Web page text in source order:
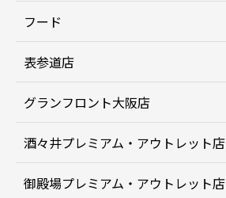
フード
表参道店
グランフロント大阪店
酒々井プレミアム・アウトレット店
御殿場プレミアム・アウトレット店